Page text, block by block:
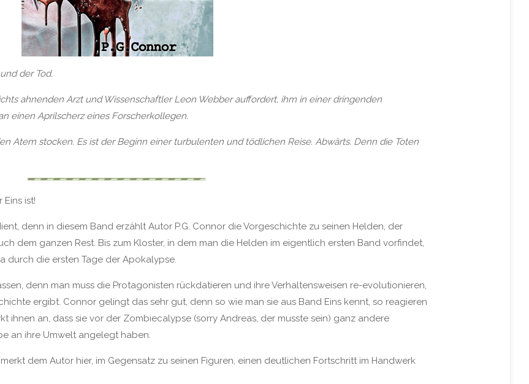
der Tod.
ahnenden Arzt und Wissenschaftler Leon Webber auffordert, ihm in einer dringenden
einen Aprilscherz eines Forscherkollegen.
Atem stocken. Es ist der Beginn einer turbulenten und tödlichen Reise. Abwärts. Denn die Toten
ist!
denn in diesem Band erzählt Autor P.G. Connor die Vorgeschichte zu seinen Helden, der
dem ganzen Rest. Bis zum Kloster, in dem man die Helden im eigentlich ersten Band vorfindet,
durch die ersten Tage der Apokalypse.
denn man muss die Protagonisten rückdatieren und ihre Verhaltensweisen re-evolutionieren,
ergibt. Connor gelingt das sehr gut, denn so wie man sie aus Band Eins kennt, so reagieren
ihnen an, dass sie vor der Zombiecalypse (sorry Andreas, der musste sein) ganz andere
an ihre Umwelt angelegt haben.
dem Autor hier, im Gegensatz zu seinen Figuren, einen deutlichen Fortschritt im Handwerk